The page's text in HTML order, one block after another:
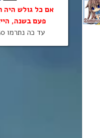
אם כל גולש היה
פעם בשנה,
עד כה נתרמו 50 שקלים מתחילת 2026.